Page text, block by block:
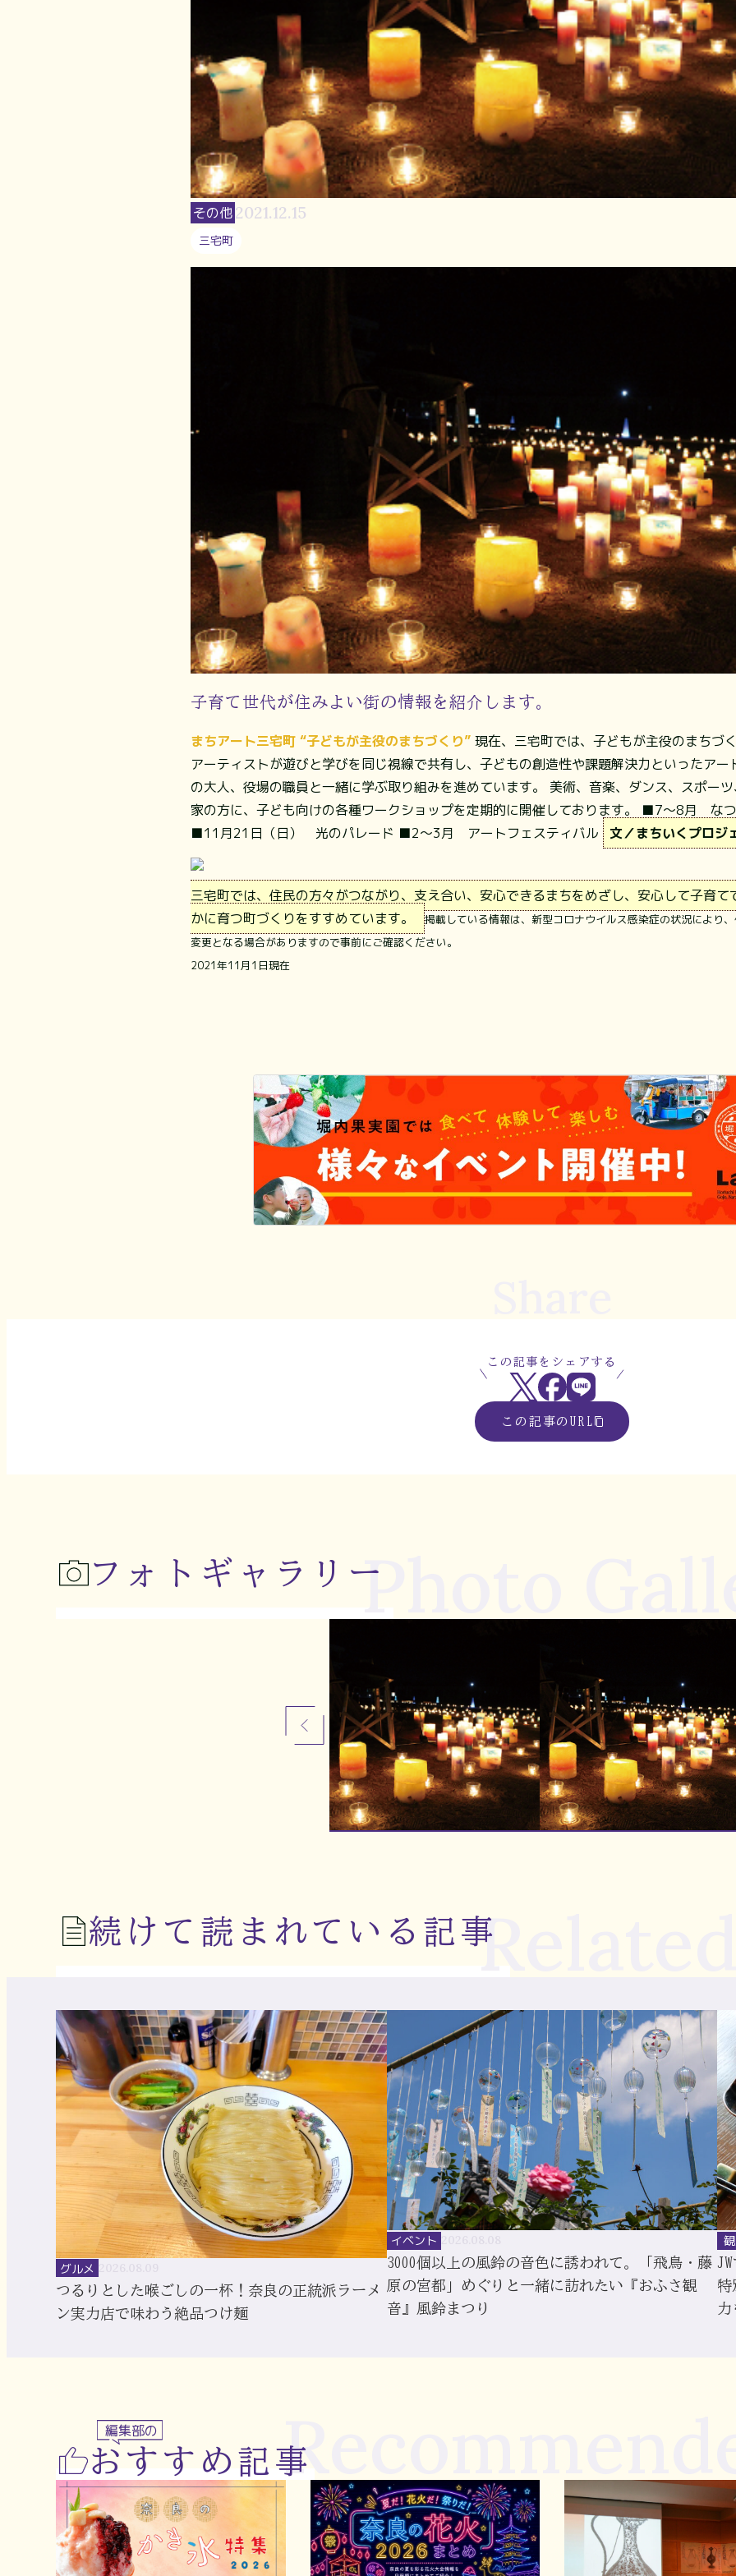
その他2021.12.15
三宅町
子育て世代が住みよい街の情報を紹介します。
まちアート三宅町 “子どもが主役のまちづくり” 現在、三宅町では、子どもが主役のまちづ
アーティストが遊びと学びを同じ視線で共有し、子どもの創造性や課題解決力といったア
の大人、役場の職員と一緒に学ぶ取り組みを進めています。 美術、音楽、ダンス、スポー
家の方に、子ども向けの各種ワークショップを定期的に開催しております。 ■7～8月 な
■11月21日（日） 光のパレード ■2～3月 アートフェスティバル
文／まちいくプロジ
三宅町では、住民の方々がつながり、支え合い、安心できるまちをめざし、安心して子育
かに育つ町づくりをすすめています。
掲載している情報は、新型コロナウイルス感染症の状況により
変更となる場合がありますので事前にご確認ください。
2021年11月1日現在
この記事をシェアする
この記事のURL
フォトギャラリーPhoto
続けて読まれている記事
グルメ
つるりとした喉ごしの一杯！奈良の正統派ラーメ
ン実力店で味わう絶品つけ麺
イベント
3000個以上の風鈴の音色に誘われて。「飛鳥・藤
原の宮都」めぐりと一緒に訪れたい『おふさ観
音』風鈴まつり
特
力
編集部の
おすすめ記事